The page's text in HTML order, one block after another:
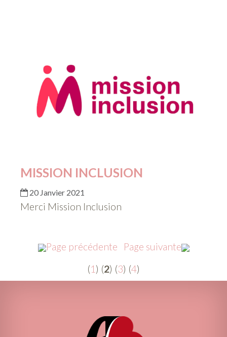
MISSION INCLUSION
20 Janvier 2021
Merci Mission Inclusion
Page précédente
Page suivante
(1) (2) (3) (4)